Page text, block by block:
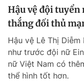
Hậu vệ đội tuyển
thắng đối thủ
Hậu vệ Lê Thị
như trước đội nữ
nữ Việt Nam có
thể hình tốt hơn.